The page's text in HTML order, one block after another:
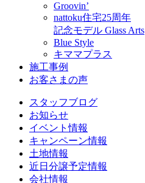
Groovin’
nattoku住宅25周年
記念モデル Glass Arts
Blue Style
キママプラス
施工事例
お客さまの声
スタッフブログ
お知らせ
イベント情報
キャンペーン情報
土地情報
近日分譲予定情報
会社情報